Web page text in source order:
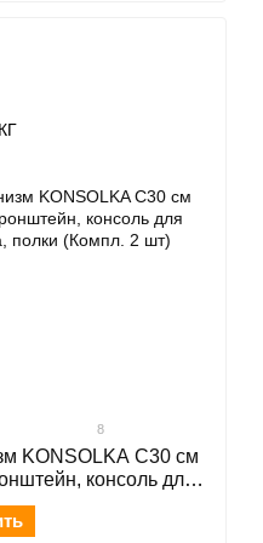
8
KONSOLKA C30 см
консоль для
(Компл. 2 шт)